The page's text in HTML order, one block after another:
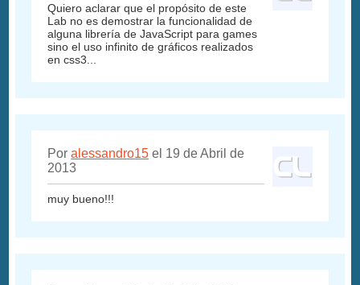
Quiero aclarar que el propósito de este
Lab no es demostrar la funcionalidad de
alguna librería de JavaScript para games
sino el uso infinito de gráficos realizados
en css3...
Poralessandro15 el 19 de Abril de
2013
muy bueno!!!